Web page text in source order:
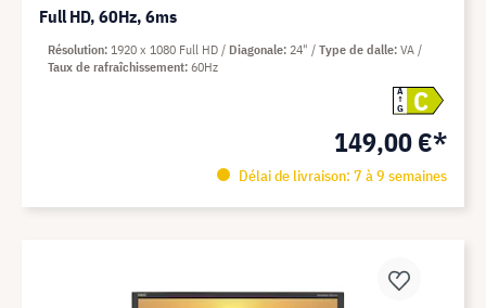
Full HD, 60Hz, 6ms
A
G
C
149,00 €*
Délai de livraison: 7 à 9 semaines
Résolution 1920 x 1080 Full HD Diagonale 24" Type de dalle VA
Taux de rafraîchissement 60Hz